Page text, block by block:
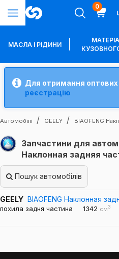
0
МАСЛА І РІДИНИ
Для отримання оптових
реєстрацію
Автомобілі GEELY BIAOFENG
Запчастини для
Наклонная задняя
Пошук автомобілів
GEELY BIAOFENG Наклонная
похила задня частина 1342 см3